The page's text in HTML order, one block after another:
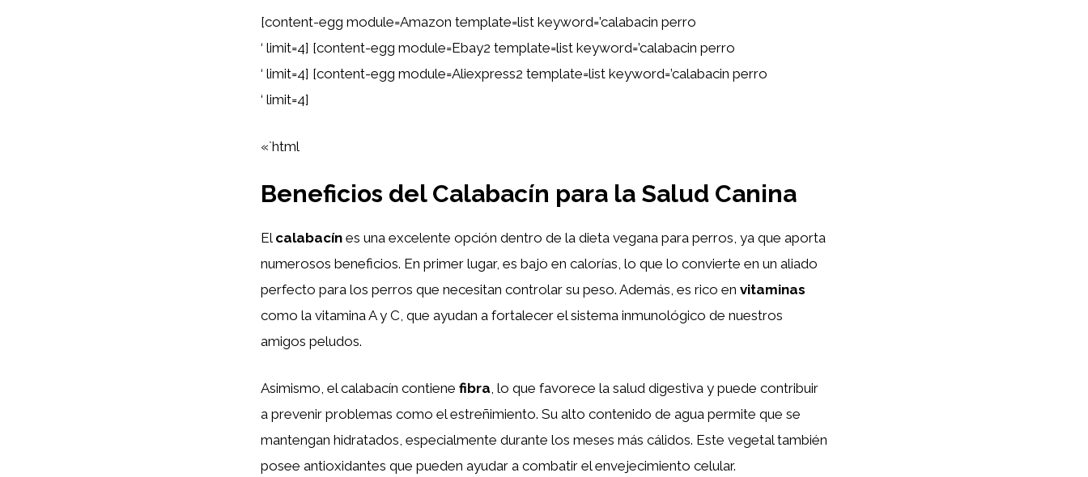
[content-egg module=Amazon template=list keyword=’calabacin perro
‘ limit=4] [content-egg module=Ebay2 template=list keyword=’calabacin perro
‘ limit=4] [content-egg module=Aliexpress2 template=list keyword=’calabacin perro
‘ limit=4]
«`html
Beneficios del Calabacín para la Salud Canina
El calabacín es una excelente opción dentro de la dieta vegana para perros, ya que aporta
numerosos beneficios. En primer lugar, es bajo en calorías, lo que lo convierte en un aliado
perfecto para los perros que necesitan controlar su peso. Además, es rico en vitaminas
como la vitamina A y C, que ayudan a fortalecer el sistema inmunológico de nuestros
amigos peludos.
Asimismo, el calabacín contiene fibra , lo que favorece la salud digestiva y puede contribuir
a prevenir problemas como el estreñimiento. Su alto contenido de agua permite que se
mantengan hidratados, especialmente durante los meses más cálidos. Este vegetal también
posee antioxidantes que pueden ayudar a combatir el envejecimiento celular.